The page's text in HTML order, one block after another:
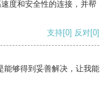
度和安全性的连接，并帮
支持[0] 反对[0]
能够得到妥善解决，让我能